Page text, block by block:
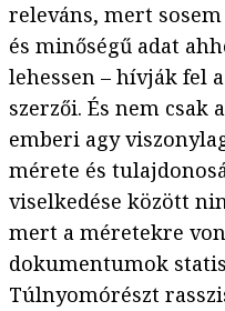
releváns, mert
és minőségű adat
lehessen – hívják fel
szerzői. És nem csak
emberi agy
mérete és
viselkedése között
mert a méretekre
dokumentumok
Túlnyomórészt